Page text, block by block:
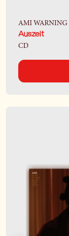
AMI WARNING
Auszeit
CD